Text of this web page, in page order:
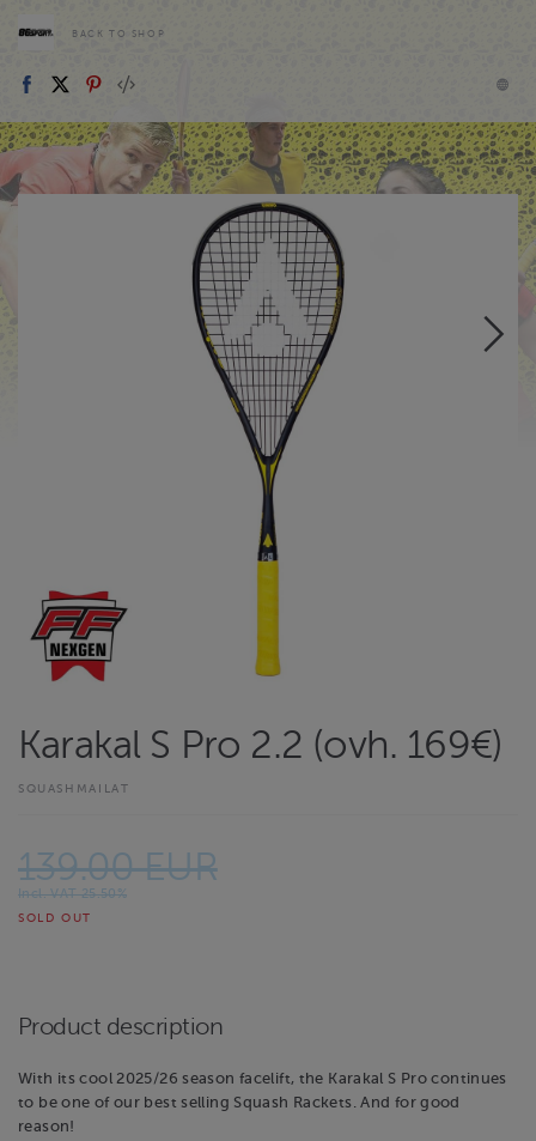
BACK TO SHOP
Karakal S Pro 2.2 (ovh. 169€)
SQUASHMAILAT
139.00 EUR
Incl. VAT 25.50%
SOLD OUT
Product description
With its cool 2025/26 season facelift, the Karakal S Pro continues
to be one of our best selling Squash Rackets. And for good
reason!